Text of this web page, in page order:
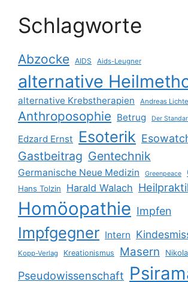
Schlagworte
Abzocke AIDS Aids-Leugner
alternative
alternative Krebstherapien Andreas Lichte
Anthroposophie Betrug Der
Edzard Ernst Esoterik
Gastbeitrag Gentechnik
Germanische Neue Medizin Greenpeace
Hans Tolzin Harald Walach
Homöopathie Impfen
Impfgegner Intern
Kopp-Verlag Kreationismus Masern
Pseudowissenschaft